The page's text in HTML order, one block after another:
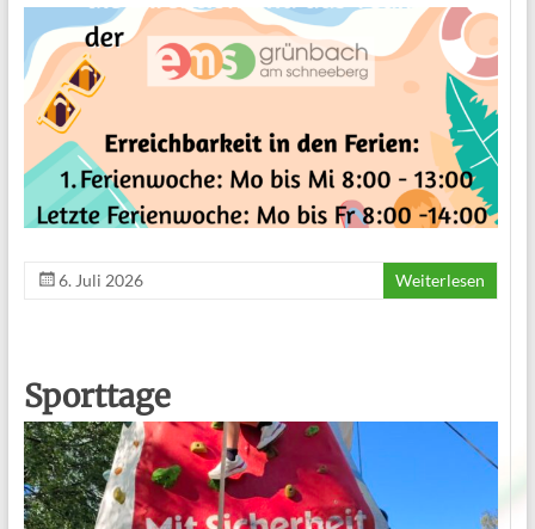
6. Juli 2026 Weiterlesen
Sporttage